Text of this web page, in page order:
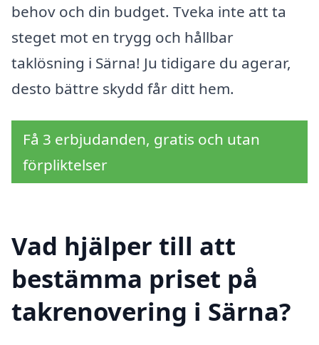
behov och din budget. Tveka inte att ta
steget mot en trygg och hållbar
taklösning i Särna! Ju tidigare du agerar,
desto bättre skydd får ditt hem.
Få 3 erbjudanden, gratis och utan
förpliktelser
Vad hjälper till att
bestämma priset på
takrenovering i Särna?